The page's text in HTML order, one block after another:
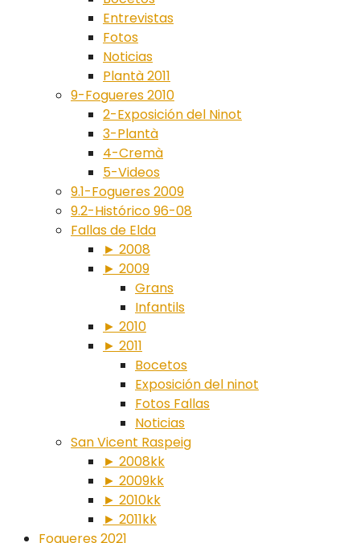
Entrevistas
Fotos
Noticias
Plantà 2011
9-Fogueres 2010
2-Exposición del Ninot
3-Plantà
4-Cremà
5-Videos
9.1-Fogueres 2009
9.2-Histórico 96-08
Fallas de Elda
► 2008
► 2009
Grans
Infantils
► 2010
► 2011
Bocetos
Exposición del ninot
Fotos Fallas
Noticias
San Vicent Raspeig
► 2008kk
► 2009kk
► 2010kk
► 2011kk
Fogueres 2021